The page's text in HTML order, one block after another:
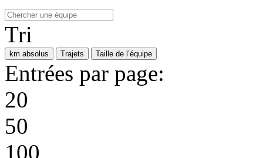
Tri
km absolus Trajets Taille de l’équipe
Entrées par page:
20
50
100